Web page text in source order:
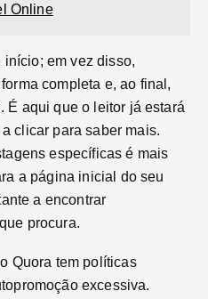
Online
em vez disso,
completa e, ao final,
É aqui que o leitor já estará
clicar para saber mais.
específicas é mais
a página inicial do seu
a encontrar
procura.
Quora tem políticas
excessiva.